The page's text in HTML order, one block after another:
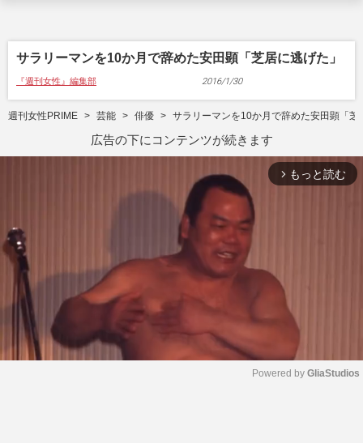
サラリーマンを10か月で辞めた安田顕「芝居に逃げた」
『週刊女性』編集部 2016/1/30
週刊女性PRIME 芸能 俳優 サラリーマンを10か月で辞めた安田顕「芝
広告の下にコンテンツが続きます
arrow_forward_ios もっと読む
Powered by GliaStudios